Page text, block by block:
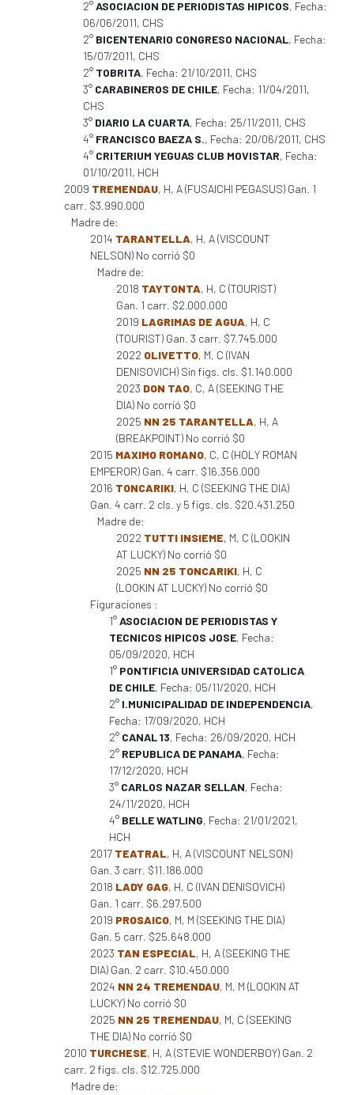
2°ASOCIACION DE PERIODISTAS HIPICOS, Fecha:
06/06/2011, CHS
2° BICENTENARIO CONGRESO NACIONAL, Fecha:
15/07/2011, CHS
2° TOBRITA, Fecha: 21/10/2011, CHS
3° CARABINEROS DE CHILE, Fecha: 11/04/2011,
CHS
3° DIARIO LA CUARTA, Fecha: 25/11/2011, CHS
4° FRANCISCO BAEZA S., Fecha: 20/06/2011, CHS
4° CRITERIUM YEGUAS CLUB MOVISTAR, Fecha:
01/10/2011, HCH
2009 TREMENDAU, H, A (FUSAICHI PEGASUS) Gan. 1
carr. $3.990.000
Madre de:
2014 TARANTELLA, H, A (VISCOUNT
NELSON) No corrió $0
Madre de:
2018 TAYTONTA, H, C (TOURIST)
Gan. 1 carr. $2.000.000
2019 LAGRIMAS DE AGUA, H, C
(TOURIST) Gan. 3 carr. $7.745.000
2022 OLIVETTO, M, C (IVAN
DENISOVICH) Sin figs. cls. $1.140.000
2023 DON TAO, C, A (SEEKING THE
DIA) No corrió $0
2025 NN 25 TARANTELLA, H, A
(BREAKPOINT) No corrió $0
2015 MAXIMO ROMANO, C, C (HOLY ROMAN
EMPEROR) Gan. 4 carr. $16.356.000
2016 TONCARIKI, H, C (SEEKING THE DIA)
Gan. 4 carr. 2 cls. y 5 figs. cls. $20.431.250
Madre de:
2022 TUTTI INSIEME, M, C (LOOKIN
AT LUCKY) No corrió $0
2025 NN 25 TONCARIKI, H, C
(LOOKIN AT LUCKY) No corrió $0
Figuraciones :
1°ASOCIACION DE PERIODISTAS Y
TECNICOS HIPICOS JOSE, Fecha:
05/09/2020, HCH
1° PONTIFICIA UNIVERSIDAD CATOLICA
DE CHILE, Fecha: 05/11/2020, HCH
2° I.MUNICIPALIDAD DE INDEPENDENCIA,
Fecha: 17/09/2020, HCH
2° CANAL 13, Fecha: 26/09/2020, HCH
2° REPUBLICA DE PANAMA, Fecha:
17/12/2020, HCH
3° CARLOS NAZAR SELLAN, Fecha:
24/11/2020, HCH
4° BELLE WATLING, Fecha: 21/01/2021,
HCH
2017 TEATRAL, H, A (VISCOUNT NELSON)
Gan. 3 carr. $11.186.000
2018 LADY GAG, H, C (IVAN DENISOVICH)
Gan. 1 carr. $6.297.500
2019 PROSAICO, M, M (SEEKING THE DIA)
Gan. 5 carr. $25.648.000
2023 TAN ESPECIAL, H, A (SEEKING THE
DIA) Gan. 2 carr. $10.450.000
2024 NN 24 TREMENDAU, M, M (LOOKIN AT
LUCKY) No corrió $0
2025 NN 25 TREMENDAU, M, C (SEEKING
THE DIA) No corrió $0
2010 TURCHESE, H, A (STEVIE WONDERBOY) Gan. 2
carr. 2 figs. cls. $12.725.000
Madre de: